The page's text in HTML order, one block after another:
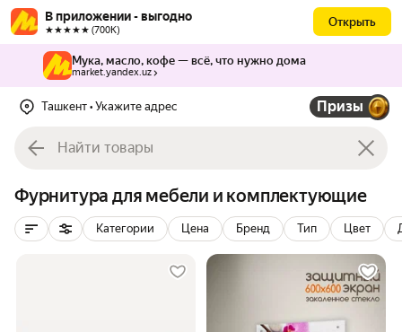
В приложении - выгодно
★★★★★ (700К)
Открыть
Мука, масло, кофе — всё, что нужно дома
market.yandex.uz
Ташкент • Укажите адрес Призы
Фурнитура для мебели и комплектующие
Категории Цена Бренд Тип Цвет